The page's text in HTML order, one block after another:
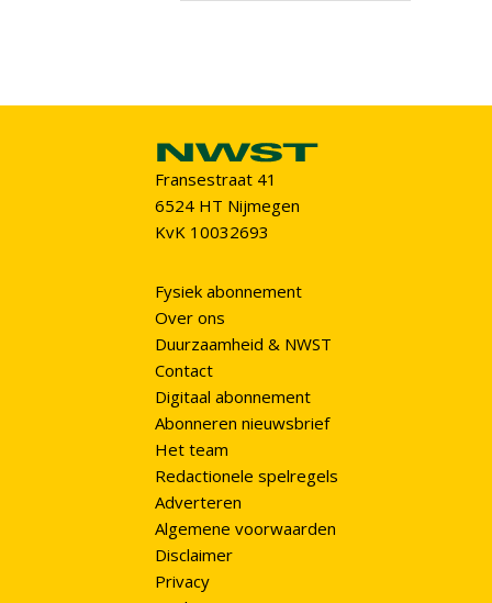
Fransestraat 41
6524 HT Nijmegen
KvK 10032693
Fysiek abonnement
Over ons
Duurzaamheid & NWST
Contact
Digitaal abonnement
Abonneren nieuwsbrief
Het team
Redactionele spelregels
Adverteren
Algemene voorwaarden
Disclaimer
Privacy